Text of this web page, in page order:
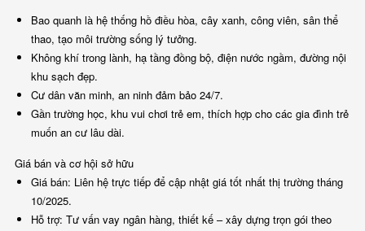
Bao quanh là hệ thống hồ điều hòa, cây xanh, công viên, sân thể
thao, tạo môi trường sống lý tưởng.
Không khí trong lành, hạ tầng đồng bộ, điện nước ngầm, đường nội
khu sạch đẹp.
Cư dân văn minh, an ninh đảm bảo 24/7.
Gần trường học, khu vui chơi trẻ em, thích hợp cho các gia đình trẻ
muốn an cư lâu dài.
Giá bán và cơ hội sở hữu
Giá bán: Liên hệ trực tiếp để cập nhật giá tốt nhất thị trường tháng
10/2025.
Hỗ trợ: Tư vấn vay ngân hàng, thiết kế – xây dựng trọn gói theo